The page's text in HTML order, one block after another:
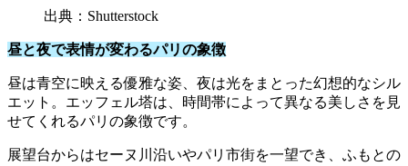
出典：Shutterstock
昼と夜で表情が変わるパリの象徴
昼は青空に映える優雅な姿、夜は光をまとった幻想的なシル
エット。エッフェル塔は、時間帯によって異なる美しさを見
せてくれるパリの象徴です。
展望台からはセーヌ川沿いやパリ市街を一望でき、ふもとの